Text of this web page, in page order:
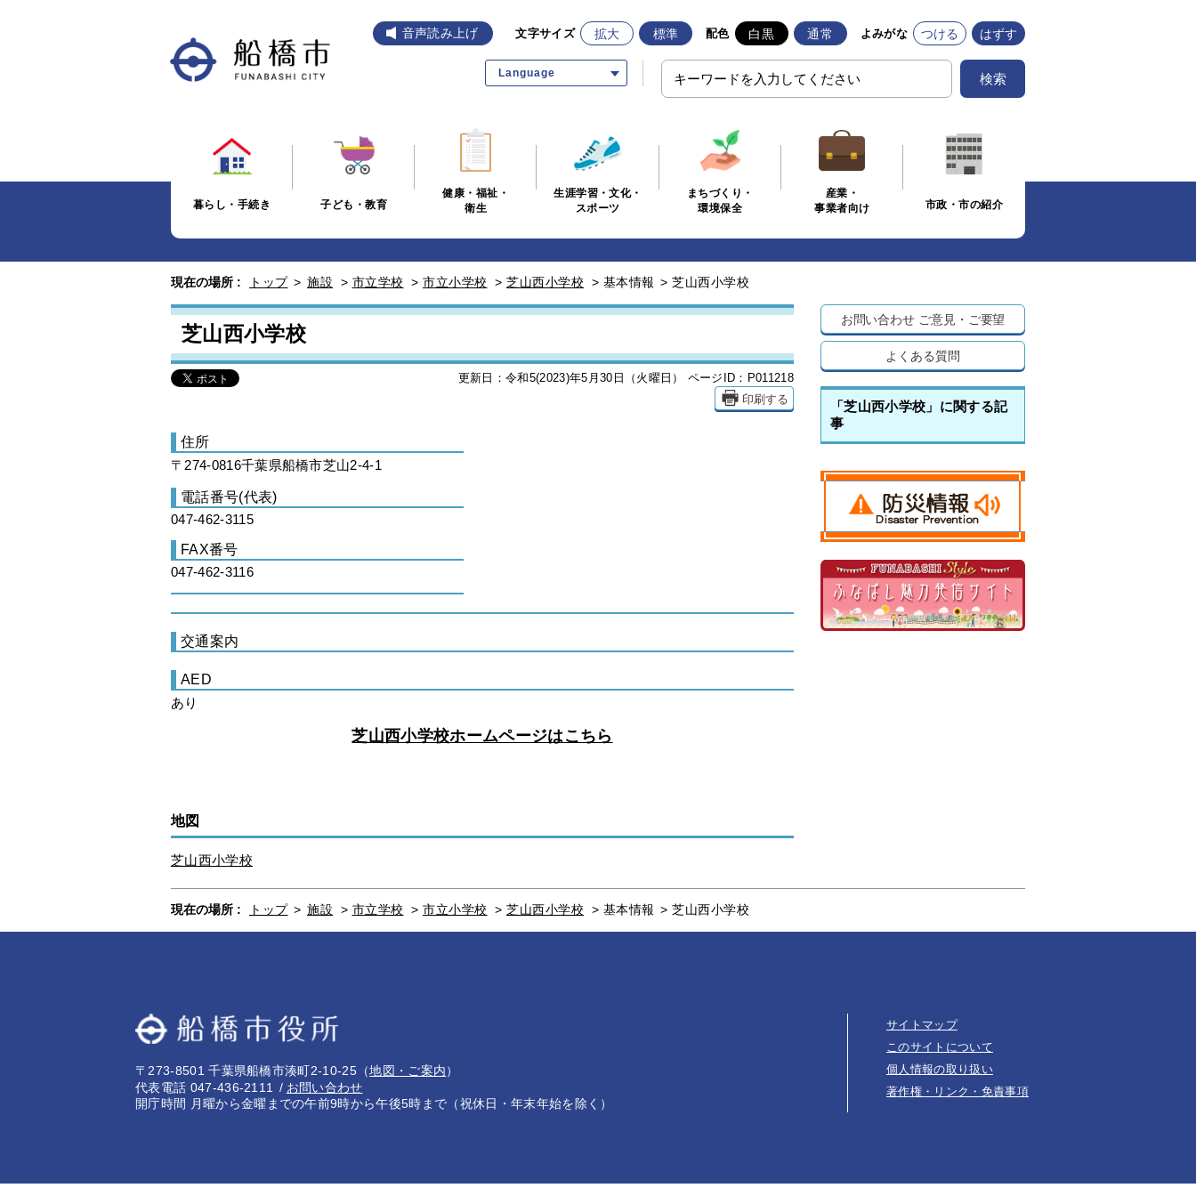
音声読み上げ 文字サイズ 拡大 標準 配色 白黒 通常 よみがな つける はずす
Language 検索
暮らし・手続き 子ども・教育
健康・福祉・
衛生
生涯学習・文化・
スポーツ
まちづくり・
環境保全
産業・
事業者向け
市政・市の紹介
現在の場所 : トップ > 施設 > 市立学校 > 市立小学校 > 芝山西小学校 > 基本情報 > 芝山西小学校
芝山西小学校
更新日：令和5(2023)年5月30日（火曜日） ページID：P011218
印刷する
住所
〒274-0816千葉県船橋市芝山2-4-1
電話番号(代表)
047-462-3115
FAX番号
047-462-3116
交通案内
AED
あり
芝山西小学校ホームページはこちら
地図
芝山西小学校
お問い合わせ ご意見・ご要望
よくある質問
「芝山西小学校」に関する記
事
現在の場所 : トップ > 施設 > 市立学校 > 市立小学校 > 芝山西小学校 > 基本情報 > 芝山西小学校
〒273-8501 千葉県船橋市湊町2-10-25 （地図・ご案内）
代表電話 047-436-2111
お問い合わせ
開庁時間 月曜から金曜までの午前9時から午後5時まで（祝休日・年末年始を除く）
サイトマップ
このサイトについて
個人情報の取り扱い
著作権・リンク・免責事項